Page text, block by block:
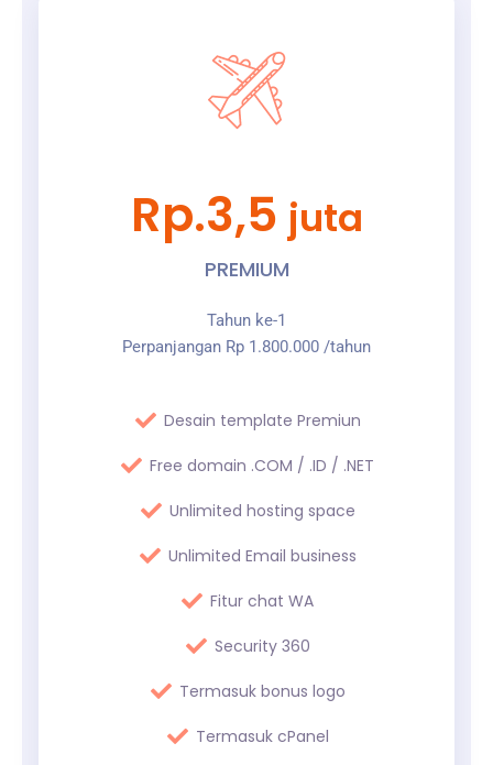
Rp.3,5 juta
PREMIUM
Tahun ke-1
Perpanjangan Rp 1.800.000 /tahun
Desain template Premiun
Free domain .COM / .ID / .NET
Unlimited hosting space
Unlimited Email business
Fitur chat WA
Security 360
Termasuk bonus logo
Termasuk cPanel